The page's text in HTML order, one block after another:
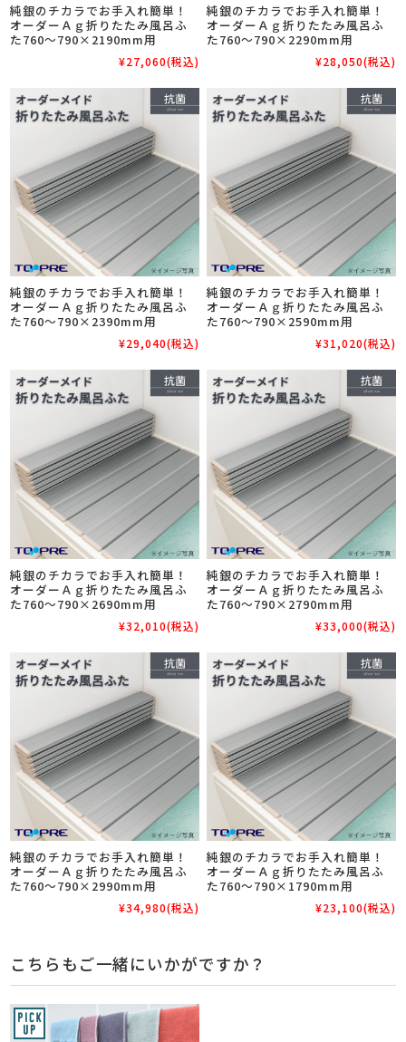
純銀のチカラでお手入れ簡単！
オーダーＡｇ折りたたみ風呂ふ
た760～790×2190mm用
¥27,060(税込)
純銀のチカラでお手入れ簡単！
オーダーＡｇ折りたたみ風呂ふ
た760～790×2290mm用
¥28,050(税込)
純銀のチカラでお手入れ簡単！
オーダーＡｇ折りたたみ風呂ふ
た760～790×2390mm用
¥29,040(税込)
純銀のチカラでお手入れ簡単！
オーダーＡｇ折りたたみ風呂ふ
た760～790×2590mm用
¥31,020(税込)
純銀のチカラでお手入れ簡単！
オーダーＡｇ折りたたみ風呂ふ
た760～790×2690mm用
¥32,010(税込)
純銀のチカラでお手入れ簡単！
オーダーＡｇ折りたたみ風呂ふ
た760～790×2790mm用
¥33,000(税込)
純銀のチカラでお手入れ簡単！
オーダーＡｇ折りたたみ風呂ふ
た760～790×2990mm用
¥34,980(税込)
純銀のチカラでお手入れ簡単！
オーダーＡｇ折りたたみ風呂ふ
た760～790×1790mm用
¥23,100(税込)
こちらもご一緒にいかがですか？